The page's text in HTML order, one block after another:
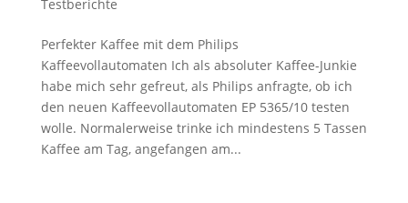
Testberichte
Perfekter Kaffee mit dem Philips
Kaffeevollautomaten Ich als absoluter Kaffee-Junkie
habe mich sehr gefreut, als Philips anfragte, ob ich
den neuen Kaffeevollautomaten EP 5365/10 testen
wolle. Normalerweise trinke ich mindestens 5 Tassen
Kaffee am Tag, angefangen am...